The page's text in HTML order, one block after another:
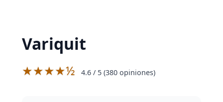
Variquit
★★★★½ 4.6 / 5 (380 opiniones)